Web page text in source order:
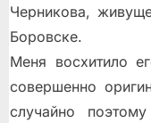
Черникова,
Боровске.
Меня восхитило
совершенно
случайно